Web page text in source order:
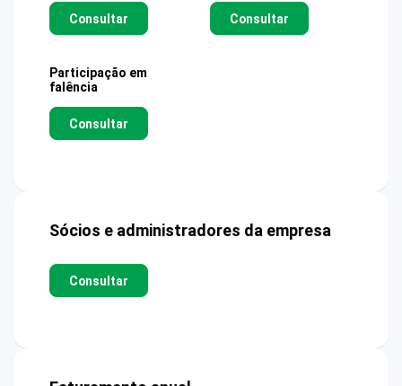
Consultar Consultar
Participação em
falência
Consultar
Sócios e administradores da empresa
Consultar